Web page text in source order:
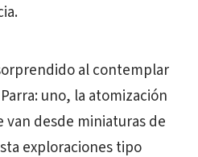
al contemplar
uno, la atomización
van desde miniaturas de
exploraciones tipo